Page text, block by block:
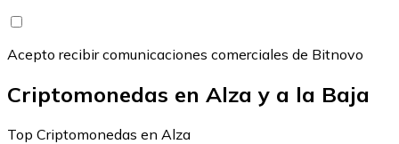
Acepto recibir comunicaciones comerciales de Bitnovo
Criptomonedas en Alza y a la Baja
Top Criptomonedas en Alza